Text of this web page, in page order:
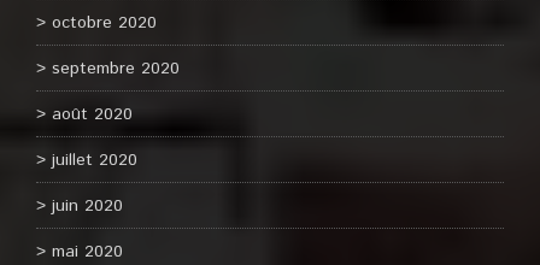
octobre 2020
septembre 2020
août 2020
juillet 2020
juin 2020
mai 2020